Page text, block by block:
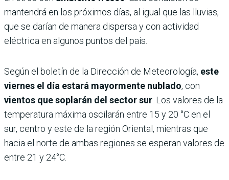
mantendrá en los próximos días, al igual que las lluvias,
que se darían de manera dispersa y con actividad
eléctrica en algunos puntos del país.
Según el boletín de la Dirección de Meteorología, este
viernes el día estará mayormente nublado, con
vientos que soplarán del sector sur . Los valores de la
temperatura máxima oscilarán entre 15 y 20 °C en el
sur, centro y este de la región Oriental, mientras que
hacia el norte de ambas regiones se esperan valores de
entre 21 y 24°C.